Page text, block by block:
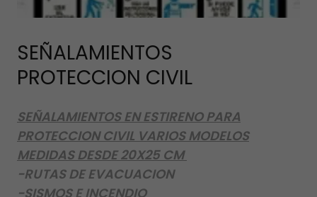
SEÑALAMIENTOS
PROTECCION CIVIL
SEÑALAMIENTOS EN ESTIRENO PARA
PROTECCION CIVIL VARIOS MODELOS
MEDIDAS DESDE 20X25 CM
-RUTAS DE EVACUACION
-SISMOS E INCENDIO